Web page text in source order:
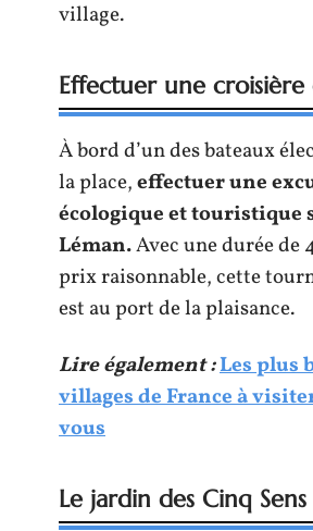
village.
Effectuer une croisière
À bord d’un des bateaux
la place,effectuer une
écologique et touristique
Léman.Avec une durée de
prix raisonnable, cette
est au port de la plaisance.
Lire également :Les plus
villages de France à
vous
Le jardin des Cinq Sens